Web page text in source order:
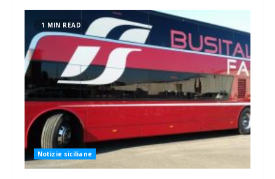
1 MIN READ
Notizie siciliane